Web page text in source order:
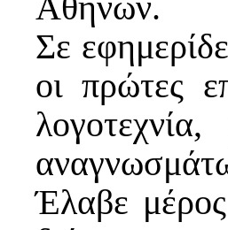
Σε
οι πρώτες
Έλαβε